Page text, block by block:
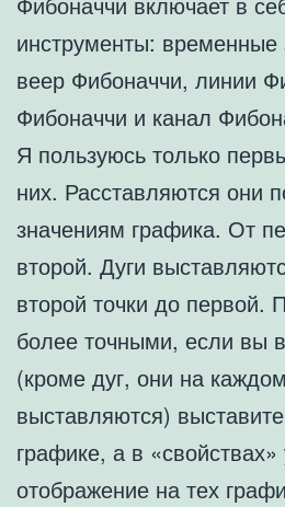
инструменты:
веер Фибоначчи, линии
Фибоначчи и канал
Я пользуюсь только
них. Расставляются они
значениям графика. От
второй. Дуги
второй точки до первой.
более точными, если вы
(кроме дуг, они на
выставляются)
графике, а в «свойствах»
отображение на тех